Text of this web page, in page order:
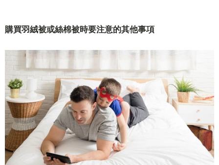
購買羽絨被或絲棉被時要注意的其他事項